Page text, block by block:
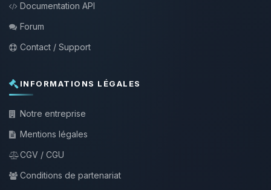
Documentation API
Forum
Contact / Support
INFORMATIONS LÉGALES
Notre entreprise
Mentions légales
CGV / CGU
Conditions de partenariat